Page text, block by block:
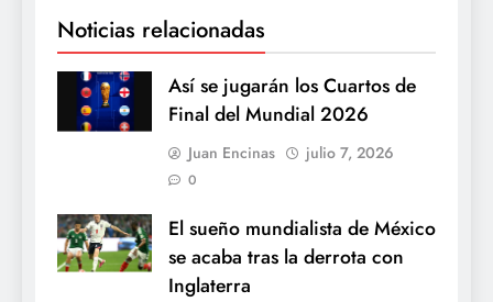
Noticias relacionadas
Así se jugarán los Cuartos de
Final del Mundial 2026
Juan Encinas julio 7, 2026
0
El sueño mundialista de México
se acaba tras la derrota con
Inglaterra